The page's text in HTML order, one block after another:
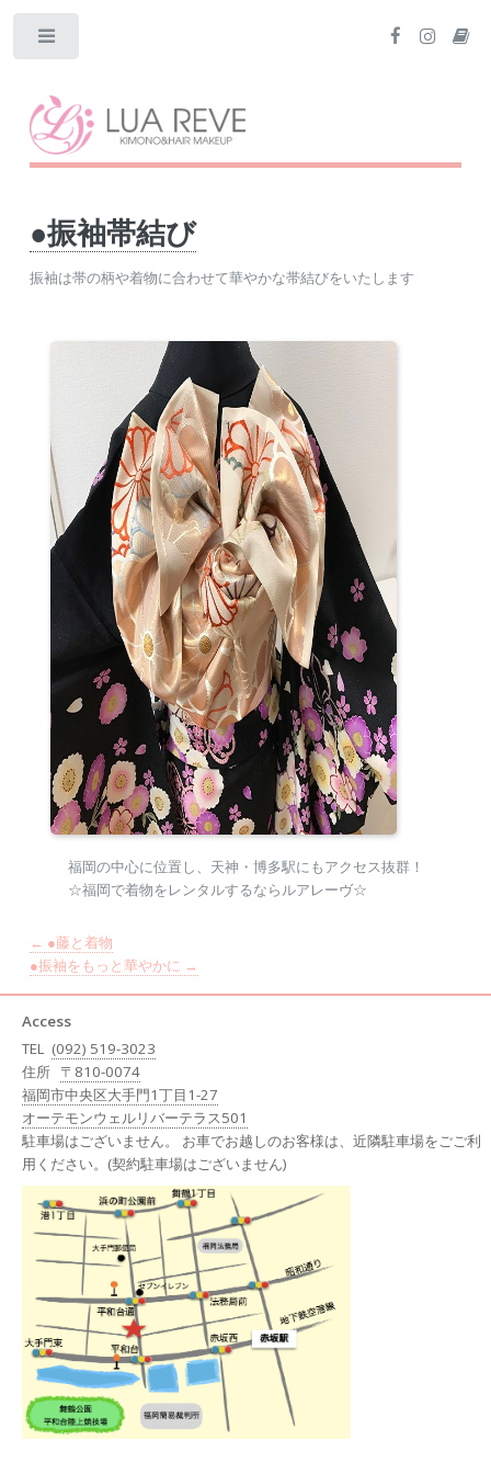
●振袖帯結び
振袖は帯の柄や着物に合わせて華やかな帯結びをいたします
福岡の中心に位置し、天神・博多駅にもアクセス抜群！
☆福岡で着物をレンタルするならルアレーヴ☆
← ●藤と着物
●振袖をもっと華やかに →
Access
TEL (092) 519-3023
住所 〒810-0074
福岡市中央区大手門1丁目1-27
オーテモンウェルリバーテラス501
駐車場はございません。 お車でお越しのお客様は、近隣駐車場をごご利
用ください。(契約駐車場はございません)